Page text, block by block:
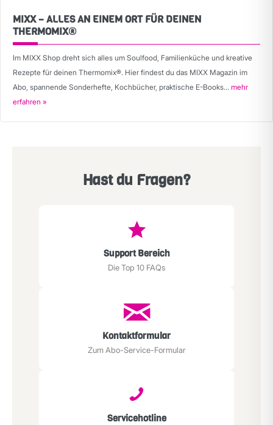
MIXX – ALLES AN EINEM ORT FÜR DEINEN
THERMOMIX®
Im MIXX Shop dreht sich alles um Soulfood, Familienküche und kreative
Rezepte für deinen Thermomix®. Hier findest du das MIXX Magazin im
Abo, spannende Sonderhefte, Kochbücher, praktische E-Books... mehr
erfahren »
Hast du Fragen?
Support Bereich
Die Top 10 FAQs
Kontaktformular
Zum Abo-Service-Formular
Servicehotline